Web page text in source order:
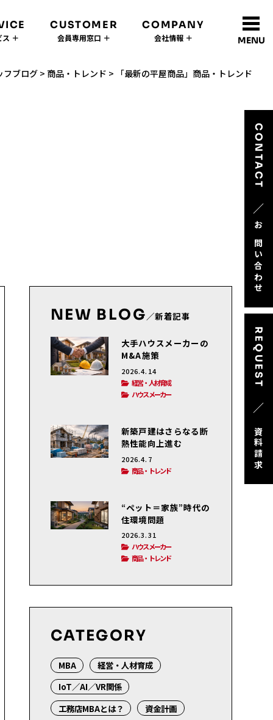
ス ＋
CUSTOMER
会員専用窓口 ＋
COMPANY
会社情報 ＋ MENU
CONTACT
／
お問い合わせ
REQUEST
／
資料請求
フブログ > 商品・トレンド > 「最新の平屋商品」商品・トレンド
NEW BLOG ／新着記事
大手ハウスメーカーの
M&A施策
2026.4.14
経営・人材育成
ハウスメーカー
新築戸建はさらなる断
熱性能向上進む
2026.4.7
商品・トレンド
“ペット＝家族”時代の
住環境問題
2026.3.31
ハウスメーカー
商品・トレンド
CATEGORY
MBA
経営・人材育成
IoT／AI／VR関係
工務店MBAとは？
資金計画